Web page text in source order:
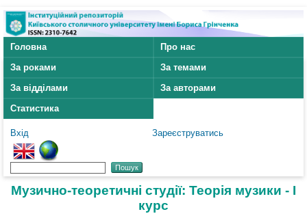
Головна
Про нас
За роками
За темами
За відділами
За авторами
Статистика
Вхід Зареєструватись
Музично-теоретичні студії: Теорія музики - І
курс